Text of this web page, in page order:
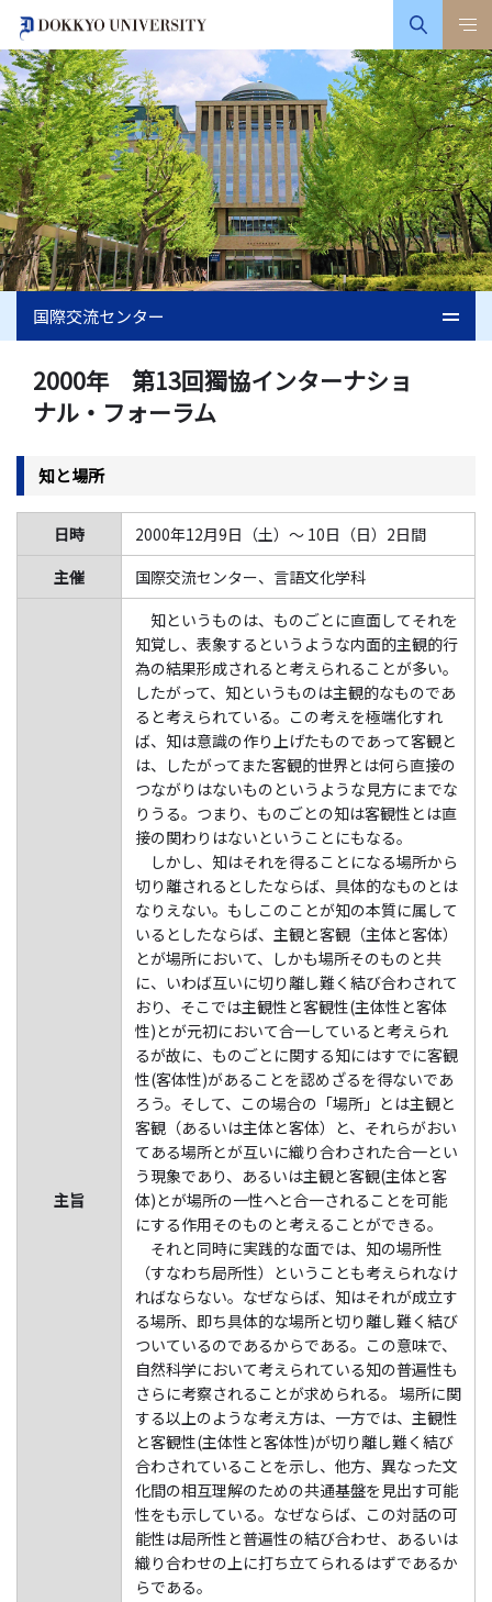
国際交流センター
2000年 第13回獨協インターナショ
ナル・フォーラム
知と場所
日時
2000年12月9日（土）～ 10日（日）2日間
主催
国際交流センター、言語文化学科
主旨
知というものは、ものごとに直面してそれを
知覚し、表象するというような内面的主観的行
為の結果形成されると考えられることが多い。
したがって、知というものは主観的なものであ
ると考えられている。この考えを極端化すれ
ば、知は意識の作り上げたものであって客観と
は、したがってまた客観的世界とは何ら直接の
つながりはないものというような見方にまでな
りうる。つまり、ものごとの知は客観性とは直
接の関わりはないということにもなる。
しかし、知はそれを得ることになる場所から
切り離されるとしたならば、具体的なものとは
なりえない。もしこのことが知の本質に属して
いるとしたならば、主観と客観（主体と客体）
とが場所において、しかも場所そのものと共
に、いわば互いに切り離し難く結び合わされて
おり、そこでは主観性と客観性(主体性と客体
性)とが元初において合一していると考えられ
るが故に、ものごとに関する知にはすでに客観
性(客体性)があることを認めざるを得ないであ
ろう。そして、この場合の「場所」とは主観と
客観（あるいは主体と客体）と、それらがおい
てある場所とが互いに織り合わされた合一とい
う現象であり、あるいは主観と客観(主体と客
体)とが場所の一性へと合一されることを可能
にする作用そのものと考えることができる。
それと同時に実践的な面では、知の場所性
（すなわち局所性）ということも考えられなけ
ればならない。なぜならば、知はそれが成立す
る場所、即ち具体的な場所と切り離し難く結び
ついているのであるからである。この意味で、
自然科学において考えられている知の普遍性も
さらに考察されることが求められる。 場所に関
する以上のような考え方は、一方では、主観性
と客観性(主体性と客体性)が切り離し難く結び
合わされていることを示し、他方、異なった文
化間の相互理解のための共通基盤を見出す可能
性をも示している。なぜならば、この対話の可
能性は局所性と普遍性の結び合わせ、あるいは
織り合わせの上に打ち立てられるはずであるか
らである。